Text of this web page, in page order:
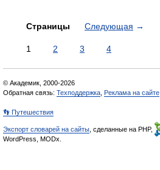
Страницы Следующая →
1 2 3 4
© Академик, 2000-2026
Обратная связь: Техподдержка Реклама на сайте
👣 Путешествия
Экспорт словарей на сайты , сделанные на PHP,
WordPress, MODx.